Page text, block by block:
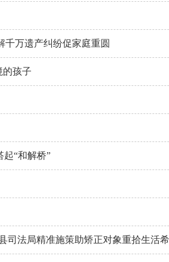
万遗产纠纷促家庭重圆
的孩子
起“和解桥”
法局精准施策助矫正对象重拾生活